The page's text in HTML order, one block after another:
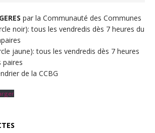
par la Communauté des Communes
noir): tous les vendredis dès 7 heures du
jaune): tous les vendredis dès 7 heures
paires
de la CCBG